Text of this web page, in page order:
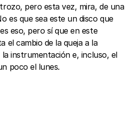
pero esta vez, mira, de una
es que sea este un disco que
eso, pero sí que en este
el cambio de la queja a la
instrumentación e, incluso, el
poco el lunes.